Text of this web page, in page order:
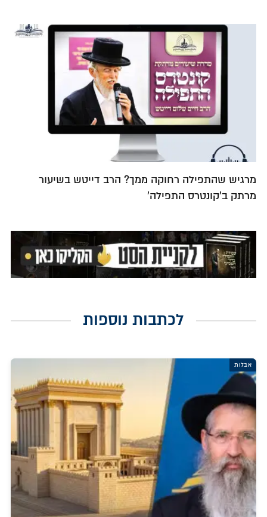
מרגיש שהתפילה רחוקה ממך? הרב דייטש בשיעור
מרתק ב'קונטרס התפילה'
לכתבות נוספות
אבלות